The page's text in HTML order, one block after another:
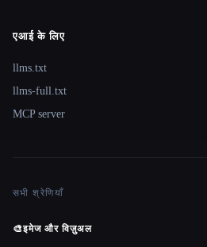
एआई के लिए
llms.txt
llms-full.txt
MCP server
सभी श्रेणियाँ
🎨इमेज और विज़ुअल